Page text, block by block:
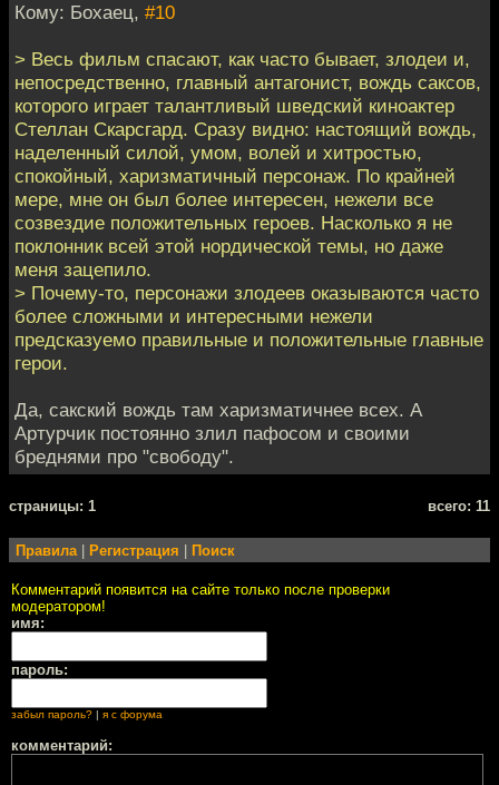
Кому: Бохаец, #10
> Весь фильм спасают, как часто бывает, злодеи и,
непосредственно, главный антагонист, вождь саксов,
которого играет талантливый шведский киноактер
Стеллан Скарсгард. Сразу видно: настоящий вождь,
наделенный силой, умом, волей и хитростью,
спокойный, харизматичный персонаж. По крайней
мере, мне он был более интересен, нежели все
созвездие положительных героев. Насколько я не
поклонник всей этой нордической темы, но даже
меня зацепило.
> Почему-то, персонажи злодеев оказываются часто
более сложными и интересными нежели
предсказуемо правильные и положительные главные
герои.
Да, сакский вождь там харизматичнее всех. А
Артурчик постоянно злил пафосом и своими
бреднями про "свободу".
cтраницы: 1 всего: 11
Правила| Регистрация Поиск
Комментарий появится на сайте только после проверки
модератором!
имя:
пароль:
забыл пароль? | я с форума
комментарий: